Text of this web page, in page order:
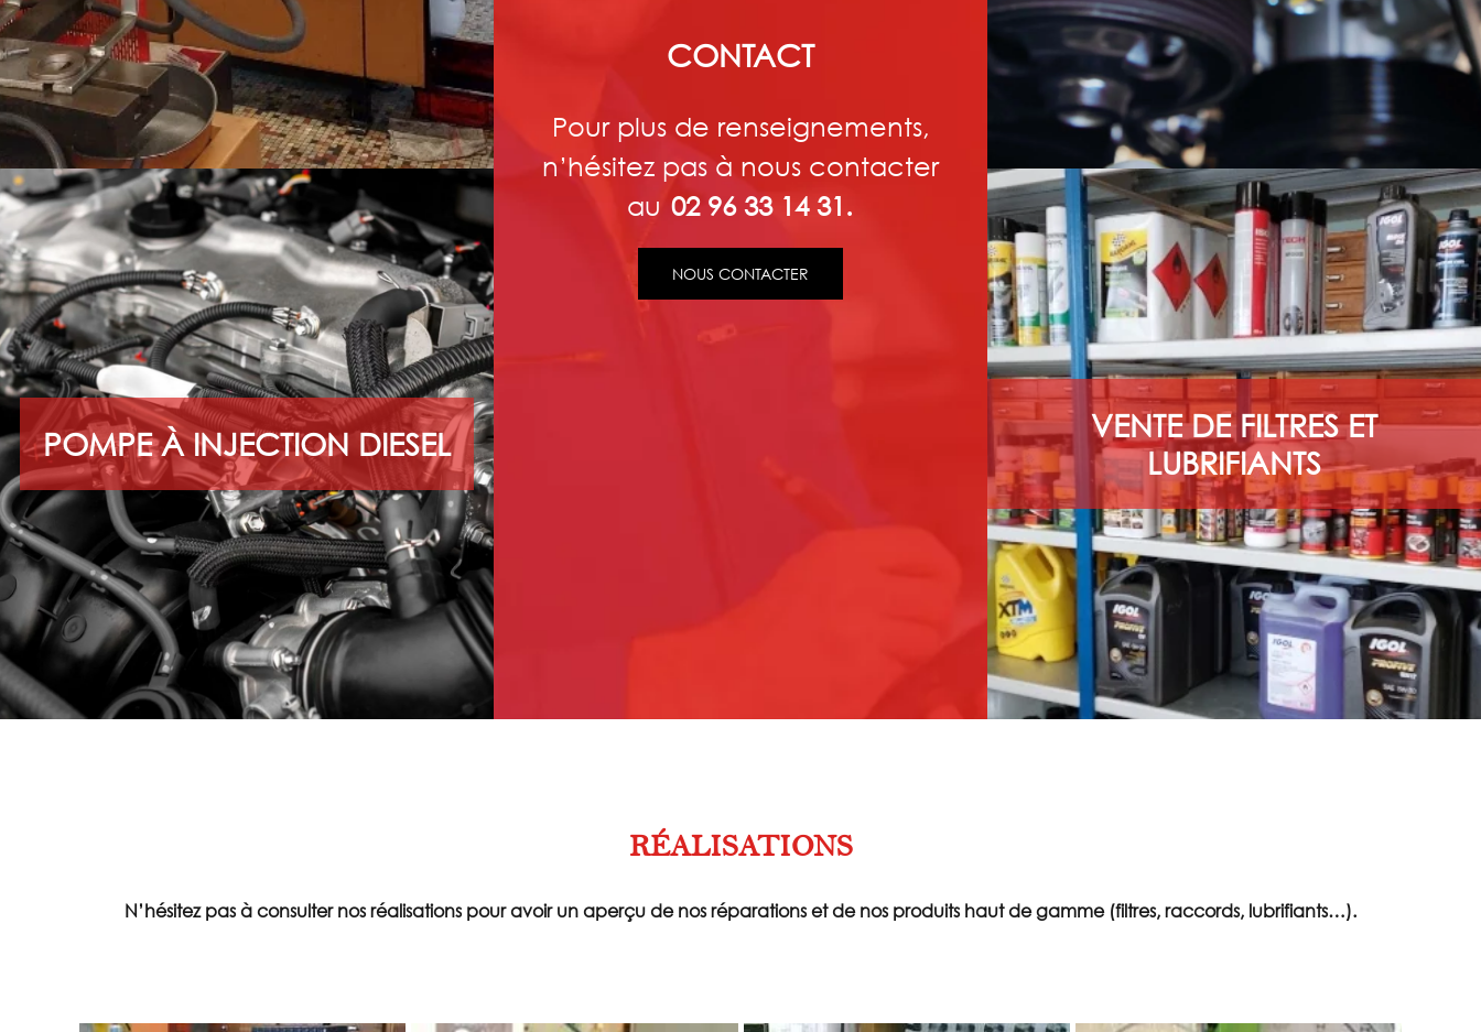
POMPE À INJECTION DIESEL
CONTACT
Pour plus de renseignements,
n’hésitez pas à nous contacter
au 02 96 33 14 31.
NOUS CONTACTER
VENTE DE FILTRES ET
LUBRIFIANTS
RÉALISATIONS
N’hésitez pas à consulter nos réalisations pour avoir un aperçu de nos réparations et de nos produits haut de gamme (filtres, raccords, lubrifiants…).